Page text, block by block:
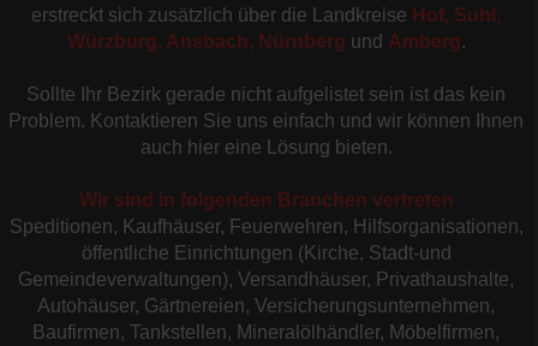
erstreckt sich zusätzlich über die Landkreise Hof, Suhl,
Würzburg, Ansbach, Nürnberg und Amberg.
Sollte Ihr Bezirk gerade nicht aufgelistet sein ist das kein
Problem. Kontaktieren Sie uns einfach und wir können Ihnen
auch hier eine Lösung bieten.
Wir sind in folgenden Branchen vertreten
Speditionen, Kaufhäuser, Feuerwehren, Hilfsorganisationen,
öffentliche Einrichtungen (Kirche, Stadt-und
Gemeindeverwaltungen), Versandhäuser, Privathaushalte,
Autohäuser, Gärtnereien, Versicherungsunternehmen,
Baufirmen, Tankstellen, Mineralölhändler, Möbelfirmen,